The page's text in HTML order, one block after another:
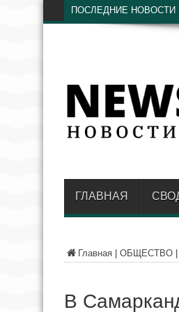
ПОСЛЕДНИЕ НОВОСТИ
ГЛАВНАЯ
Главная ОБЩЕСТВО
В